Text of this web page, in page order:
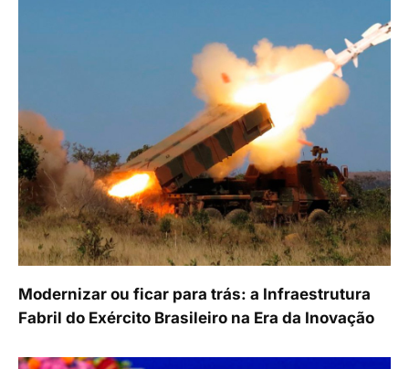
Modernizar ou ficar para trás: a Infraestrutura
Fabril do Exército Brasileiro na Era da Inovação